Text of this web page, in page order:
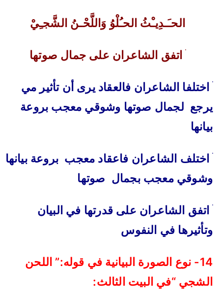
الحـَـدِيـْثُ الحـُلْوُ وَاللَّحْـنُ الشَّجـِيْ
ׄ اتفق الشاعران على جمال صوتها
ׄ اختلفا الشاعران فالعقاد يرى أن تأثير مي
يرجع لجمال صوتها وشوقي معجب بروعة
بيانها
ׄ اختلف الشاعران فاعقاد معجب بروعة بيانها
وشوقي معجب بجمال صوتها
ׄ اتفق الشاعران على قدرتها في البيان
وتأثيرها في النفوس
14- نوع الصورة البيانية في قوله:” اللحن
الشجي “في البيت الثالث: